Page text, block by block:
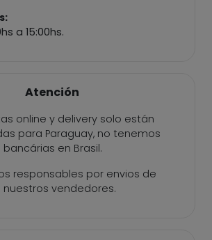
a 15:00hs.
Atención
online y delivery solo están
para Paraguay, no tenemos
en Brasil.
responsables por envios de
nuestros vendedores.